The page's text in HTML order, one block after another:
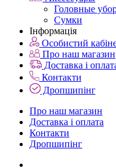
Головные
Сумки
Інформація
Особистий
Про наш магазин
Доставка і
Контакти
Дропшипінг
Про наш магазин
Доставка і оплата
Контакти
Дропшипінг